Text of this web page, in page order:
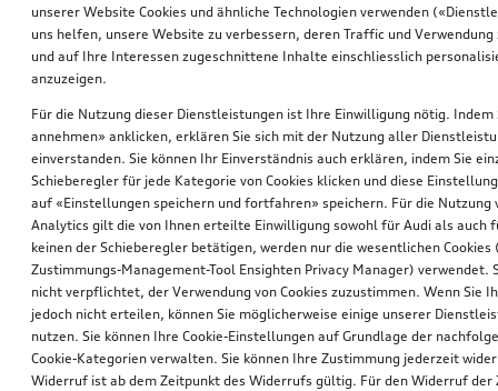
unserer Website Cookies und ähnliche Technologien verwenden
uns helfen, unsere Website zu verbessern, deren Traffic und Verwendung
und auf Ihre Interessen zugeschnittene Inhalte einschliesslich
anzuzeigen.
Für die Nutzung dieser Dienstleistungen ist Ihre Einwilligung nötig. Indem
annehmen» anklicken, erklären Sie sich mit der Nutzung aller
einverstanden. Sie können Ihr Einverständnis auch erklären, indem Sie
Schieberegler für jede Kategorie von Cookies klicken und diese
auf «Einstellungen speichern und fortfahren» speichern. Für die Nutzung
Analytics gilt die von Ihnen erteilte Einwilligung sowohl für Audi als auch
keinen der Schieberegler betätigen, werden nur die wesentlichen Cookies
Zustimmungs-Management-Tool Ensighten Privacy Manager) verwendet.
nicht verpflichtet, der Verwendung von Cookies zuzustimmen. Wenn Sie
jedoch nicht erteilen, können Sie möglicherweise einige unserer
nutzen. Sie können Ihre Cookie-Einstellungen auf Grundlage der
Cookie-Kategorien verwalten. Sie können Ihre Zustimmung jederzeit
Widerruf ist ab dem Zeitpunkt des Widerrufs gültig. Für den Widerruf der